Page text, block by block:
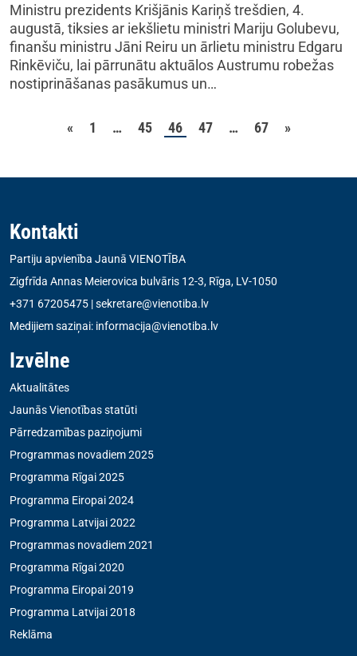
Ministru prezidents Krišjānis Kariņš trešdien, 4.
augustā, tiksies ar iekšlietu ministri Mariju Golubevu,
finanšu ministru Jāni Reiru un ārlietu ministru Edgaru
Rinkēviču, lai pārrunātu aktuālos Austrumu robežas
nostiprināšanas pasākumus un…
Ziņu numerācija pēc
« 1 … 45 46 47 … 67 »
Kontakti
Partiju apvienība Jaunā VIENOTĪBA
Zigfrīda Annas Meierovica bulvāris 12-3, Rīga, LV-1050
+371 67205475 |sekretare@vienotiba.lv
Medijiem saziņai: informacija@vienotiba.lv
Izvēlne
Aktualitātes
Jaunās Vienotības statūti
Pārredzamības paziņojumi
Programmas novadiem 2025
Programma Rīgai 2025
Programma Eiropai 2024
Programma Latvijai 2022
Programmas novadiem 2021
Programma Rīgai 2020
Programma Eiropai 2019
Programma Latvijai 2018
Reklāma